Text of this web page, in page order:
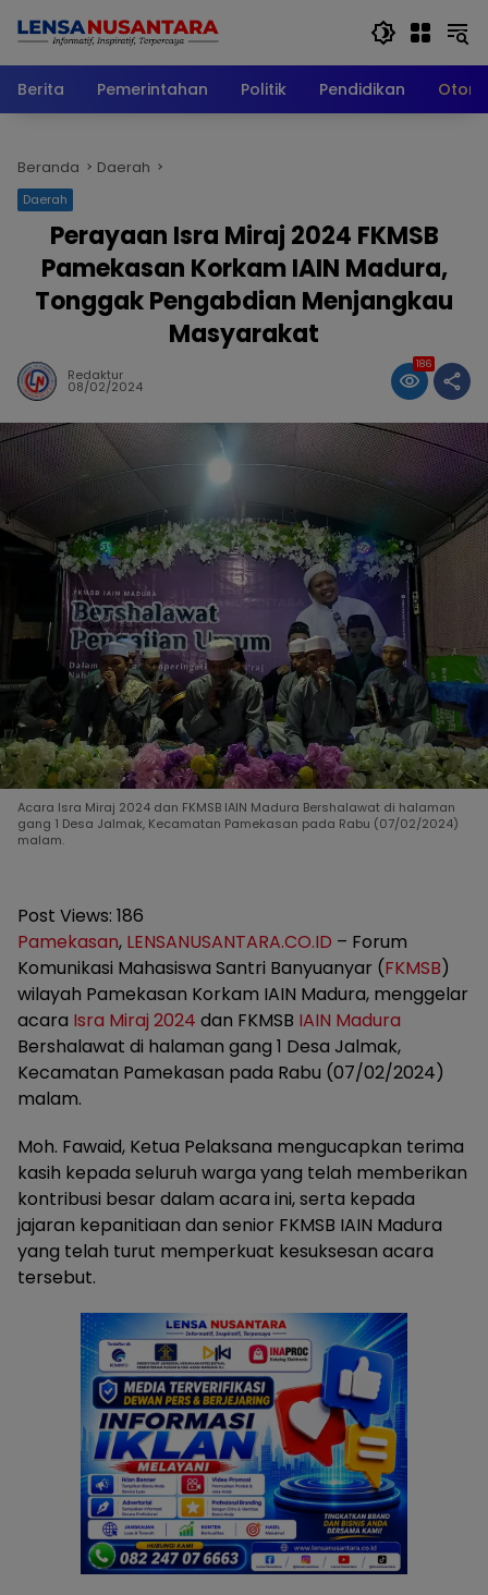
Berita
Pemerintahan Politik Pendidikan
Beranda Daerah
Daerah
Perayaan Isra Miraj 2024 FKMSB
Pamekasan Korkam IAIN Madura,
Tonggak Pengabdian Menjangkau
Masyarakat
Redaktur
08/02/2024
186
Acara Isra Miraj 2024 dan FKMSB IAIN Madura Bershalawat di halaman
gang 1 Desa Jalmak, Kecamatan Pamekasan pada Rabu (07/02/2024)
malam.
Post Views: 186
Pamekasan, LENSANUSANTARA.CO.ID – Forum
Komunikasi Mahasiswa Santri Banyuanyar (FKMSB)
wilayah Pamekasan Korkam IAIN Madura, menggelar
acara Isra Miraj 2024 dan FKMSB IAIN Madura
Bershalawat di halaman gang 1 Desa Jalmak,
Kecamatan Pamekasan pada Rabu (07/02/2024)
malam.
Moh. Fawaid, Ketua Pelaksana mengucapkan terima
kasih kepada seluruh warga yang telah memberikan
kontribusi besar dalam acara ini, serta kepada
jajaran kepanitiaan dan senior FKMSB IAIN Madura
yang telah turut memperkuat kesuksesan acara
tersebut.